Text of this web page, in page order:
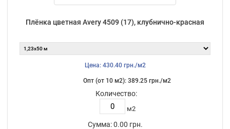
Плёнка цветная Avery 4509 (17), клубнично-красная
Цена: 430.40 грн./м2
Опт (от 10 м2): 389.25 грн./м2
Количество:
м2
Сумма: 0.00 грн.